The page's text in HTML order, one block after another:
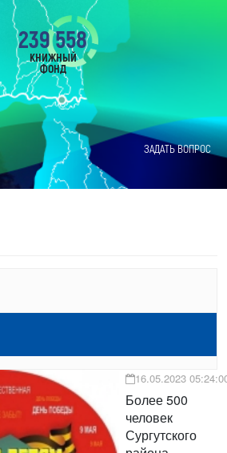
ЗАДАТЬ ВОПРОС
239 558
КНИЖНЫЙ
ФОНД
16.05.2023
Более 500
человек
Сургутского